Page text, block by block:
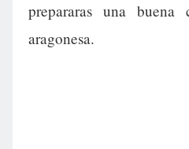
prepararas una
aragonesa.